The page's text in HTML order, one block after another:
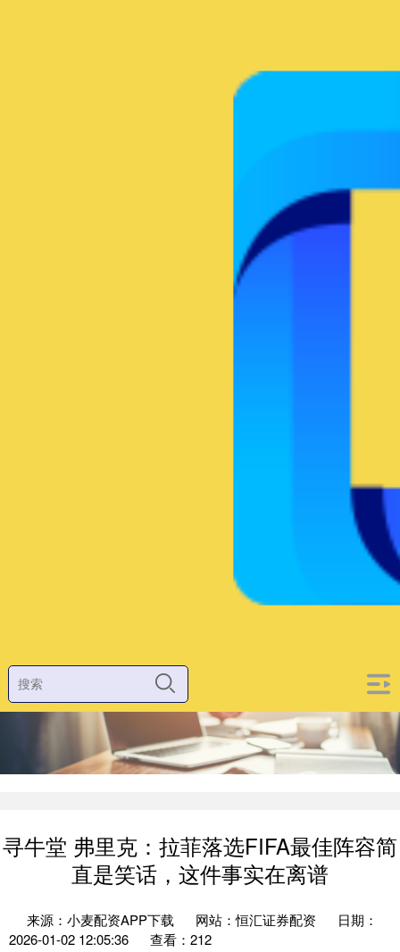
寻牛堂 弗里克：拉菲落选FIFA最佳阵容简
直是笑话，这件事实在离谱
来源：小麦配资APP下载 网站：恒汇证券配资
日期：
2026-01-02 12:05:36
查看：212